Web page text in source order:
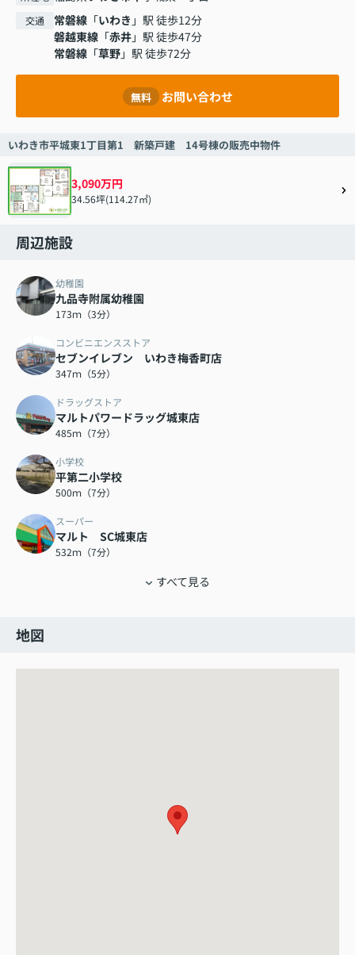
交通 常磐線 「いわき 」駅 徒歩12分
磐越東線 「赤井」駅 徒歩47分
常磐線 「草野」駅 徒歩72分
無料 お問い合わせ
いわき市平城東1丁目第1 新築戸建 14号棟の販売中物件
3,090万円
34.56坪(114.27㎡)
周辺施設
幼稚園
九品寺附属幼稚園
173ｍ（3分）
コンビニエンスストア
セブンイレブン いわき梅香町店
347ｍ（5分）
ドラッグストア
マルトパワードラッグ城東店
485ｍ（7分）
小学校
平第二小学校
500ｍ（7分）
スーパー
マルト SC城東店
532ｍ（7分）
すべて見る
地図